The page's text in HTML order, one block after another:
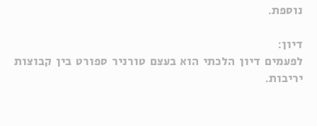
נוספת.
דיון:
לפעמים דיון הלכתי הוא בעצם טורניר ספורט בין קבוצות
יריבות.